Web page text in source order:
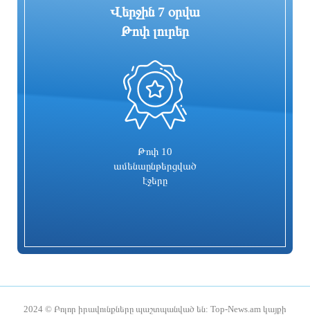
Պակիստանի, Հայաստանի եւ ողջ
Կովկասի միջեւ մեծ հեռանկարներ է
տեսնում ՌԴ-ում Իսլամաբադի
Գյումրու համայնքապետարանի
նկատմամբ վստահության անկման և
կառույցի անգործության հերթական
փաստը՝ լուսանկարներով․ ՔՊ
առանց խախտումների․
անցանելի են
Վերջին 7 օրվա
Թոփ լուրեր
Թոփ 10
ամենաընթերցված
էջերը
2024 © Բոլոր իրավունքները պաշտպանված են: Top-News.am կայքի